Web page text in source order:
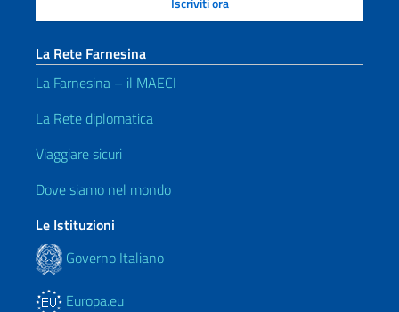
La Rete Farnesina
La Farnesina – il MAECI
La Rete diplomatica
Viaggiare sicuri
Dove siamo nel mondo
Le Istituzioni
Governo Italiano
Europa.eu